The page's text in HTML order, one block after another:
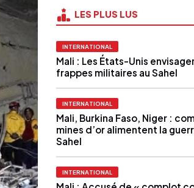
LES PLUS LUS
INTERNATIONAL
Mali : Les États-Unis
frappes militaires au Sahel
INTERNATIONAL
Mali, Burkina Faso, Niger :
mines d’or alimentent la
Sahel
INTERNATIONAL